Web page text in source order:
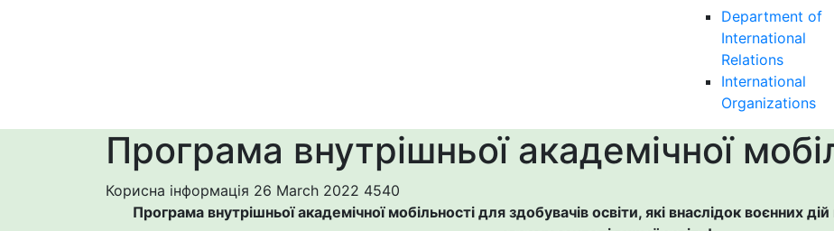
Department of
International
Relations
International
Organizations
Програма внутрішньої академічної
Корисна інформація 26 March 2022 4540
Програма внутрішньої академічної мобільності для здобувачів освіти, які внаслідок воєнних